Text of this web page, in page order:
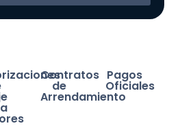
Contratos
de
Arrendamiento
Pagos
Oficiales